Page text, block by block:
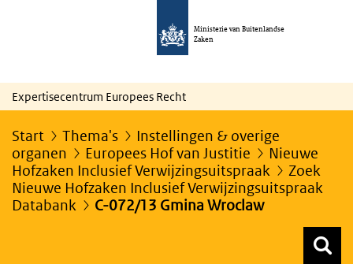
Ministerie van Buitenlandse
Zaken
Expertisecentrum Europees Recht
Start Thema's
Instellingen & overige
organen
Europees Hof van Justitie
Nieuwe
Hofzaken Inclusief Verwijzingsuitspraak
Zoek
Nieuwe Hofzaken Inclusief Verwijzingsuitspraak
Databank
C-072/13 Gmina Wroclaw